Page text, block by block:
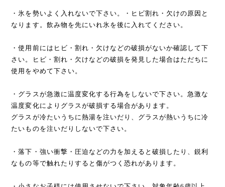
・氷を勢いよく入れないで下さい。・ヒビ割れ・欠けの原因と
なります。飲み物を先にいれ氷を後に入れてください。
・使用前にはヒビ・割れ・欠けなどの破損がないか確認して下
さい。ヒビ・割れ・欠けなどの破損を発見した場合はただちに
使用をやめて下さい。
・グラスが急激に温度変化する行為をしないで下さい。急激な
温度変化によりグラスが破損する場合があります。
グラスが冷たいうちに熱湯を注いだり、グラスが熱いうちに冷
たいものを注いだりしないで下さい。
・落下・強い衝撃・圧迫などの力を加えると破損したり、鋭利
なもの等で触れたりすると傷がつく恐れがあります。